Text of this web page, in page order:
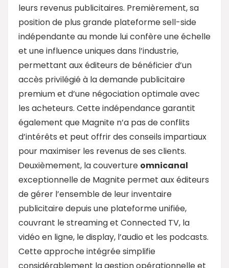
leurs revenus publicitaires. Premièrement, sa
position de plus grande plateforme sell-side
indépendante au monde lui confère une échelle
et une influence uniques dans l’industrie,
permettant aux éditeurs de bénéficier d’un
accès privilégié à la demande publicitaire
premium et d’une négociation optimale avec
les acheteurs. Cette indépendance garantit
également que Magnite n’a pas de conflits
d’intérêts et peut offrir des conseils impartiaux
pour maximiser les revenus de ses clients.
Deuxièmement, la couverture omnicanal
exceptionnelle de Magnite permet aux éditeurs
de gérer l’ensemble de leur inventaire
publicitaire depuis une plateforme unifiée,
couvrant le streaming et Connected TV, la
vidéo en ligne, le display, l’audio et les podcasts.
Cette approche intégrée simplifie
considérablement la gestion opérationnelle et